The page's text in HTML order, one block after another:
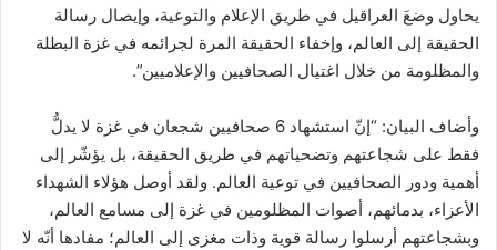
يحاول وضعَ العراقيل في طريق الإعلام والتوعية، وإیصال رسالة
الحقيقة إلى العالم، وإخفاء الحقيقة المرة لجرائمه في غزة البطلة
والمظلومة من خلال اغتيال الصحافيين والإعلاميين”.
وأضاف البيان: “إنّ استشهاد 6 صحافيين شجعان في غزة لا يدلُّ
فقط على شجاعتهم وتضحياتهم في طريق الحقيقة، بل يؤشّر إلى
أهمية ودور الصحافيين في توعية العالم. ولقد أوصل هؤلاء الشهداء
الأعزاء، بدمائهم، أصوات المظلومين في غزة إلى مسامع العالم،
وبشجاعتهم أرسلوا رسالة قوية وذات مغزى إلى العالم؛ مفادها أنّه لا